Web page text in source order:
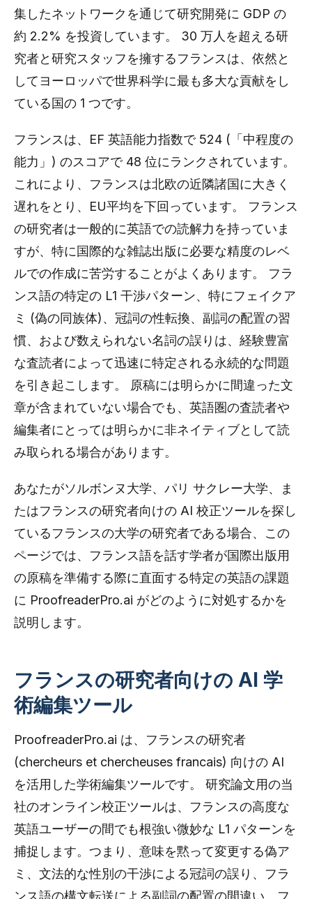
集したネットワークを通じて研究開発に GDP の
約 2.2% を投資しています。 30 万人を超える研
究者と研究スタッフを擁するフランスは、依然と
してヨーロッパで世界科学に最も多大な貢献をし
ている国の 1 つです。
フランスは、EF 英語能力指数で 524 (「中程度の
能力」) のスコアで 48 位にランクされています。
これにより、フランスは北欧の近隣諸国に大きく
遅れをとり、EU平均を下回っています。 フランス
の研究者は一般的に英語での読解力を持っていま
すが、特に国際的な雑誌出版に必要な精度のレベ
ルでの作成に苦労することがよくあります。 フラ
ンス語の特定の L1 干渉パターン、特にフェイクア
ミ (偽の同族体)、冠詞の性転換、副詞の配置の習
慣、および数えられない名詞の誤りは、経験豊富
な査読者によって迅速に特定される永続的な問題
を引き起こします。 原稿には明らかに間違った文
章が含まれていない場合でも、英語圏の査読者や
編集者にとっては明らかに非ネイティブとして読
み取られる場合があります。
あなたがソルボンヌ大学、パリ サクレー大学、ま
たはフランスの研究者向けの AI 校正ツールを探し
ているフランスの大学の研究者である場合、この
ページでは、フランス語を話す学者が国際出版用
の原稿を準備する際に直面する特定の英語の課題
に ProofreaderPro.ai がどのように対処するかを
説明します。
フランスの研究者向けの AI 学
術編集ツール
ProofreaderPro.ai は、フランスの研究者
(chercheurs et chercheuses francais) 向けの AI
を活用した学術編集ツールです。 研究論文用の当
社のオンライン校正ツールは、フランスの高度な
英語ユーザーの間でも根強い微妙な L1 パターンを
捕捉します。つまり、意味を黙って変更する偽ア
ミ、文法的な性別の干渉による冠詞の誤り、フラ
ンス語の構文転送による副詞の配置の間違い、フ